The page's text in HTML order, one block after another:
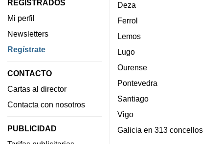
REGISTRADOS
Mi perfil
Newsletters
Regístrate
CONTACTO
Cartas al director
Contacta con nosotros
PUBLICIDAD
Deza
Ferrol
Lemos
Lugo
Ourense
Pontevedra
Santiago
Vigo
Galicia en 313 concellos